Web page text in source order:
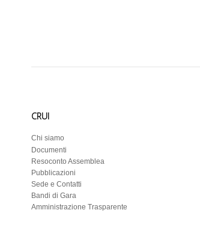
CRUI
Chi siamo
Documenti
Resoconto Assemblea
Pubblicazioni
Sede e Contatti
Bandi di Gara
Amministrazione Trasparente